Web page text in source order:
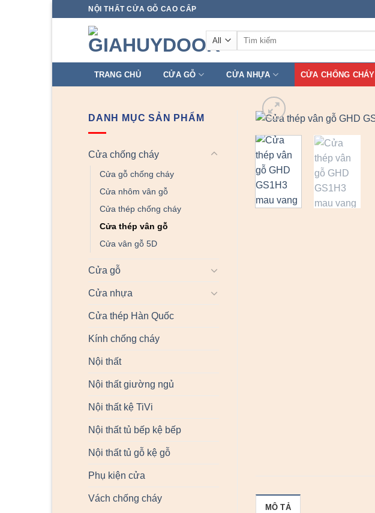
NỘI THẤT CỬA GỖ CAO CẤP
Tìm
TRANG CHỦ CỬA GỖ CỬA NHỰA CỬA CHỐNG CHÁY
DANH MỤC SẢN PHẨM
Cửa chống cháy
Cửa gỗ chống cháy
Cửa nhôm vân gỗ
Cửa thép chống cháy
Cửa thép vân gỗ
Cửa vân gỗ 5D
Cửa gỗ
Cửa nhựa
Cửa thép Hàn Quốc
Kính chống cháy
Nội thất
Nội thất giường ngủ
Nội thất kệ TiVi
Nội thất tủ bếp kệ bếp
Nội thất tủ gỗ kệ gỗ
Phụ kiện cửa
Vách chống cháy
MÔ TẢ